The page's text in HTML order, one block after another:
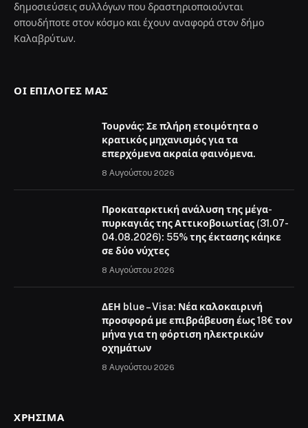
δημοσιεύσεις συλλόγων που δραστηριοποιούνται
οπουδήποτε στον κόσμο και έχουν αναφορά στον δήμο
Καλαβρύτων.
ΟΙ ΕΠΙΛΟΓΈΣ ΜΑΣ
Τουρνάς: Σε πλήρη ετοιμότητα ο
κρατικός μηχανισμός για τα
επερχόμενα ακραία φαινόμενα.
8 Αυγούστου 2026
Προκαταρκτική ανάλυση της μέγα-
πυρκαγιάς της Αττικοβοιωτίας (31.07-
04.08.2026): 55% της έκτασης κάηκε
σε δύο νύχτες
8 Αυγούστου 2026
ΔΕΗ blue – Visa: Νέα καλοκαιρινή
προσφορά με επιβράβευση έως 18€ τον
μήνα για τη φόρτιση ηλεκτρικών
οχημάτων
8 Αυγούστου 2026
ΧΡΉΣΙΜΑ